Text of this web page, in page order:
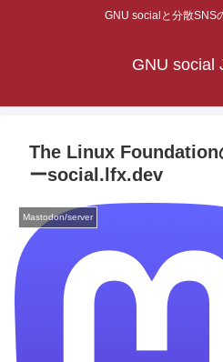
GNU socialと分散SNS
GNU social
The Linux Foundation
ーsocial.lfx.dev
Mastodon/server